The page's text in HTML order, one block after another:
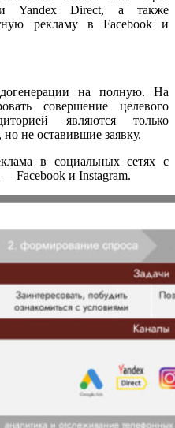
Yandex Direct, а также
рекламу в Facebook и
на полную. На
совершение целевого
являются только
не оставившие заявку.
в социальных сетях с
Facebook и Instagram.